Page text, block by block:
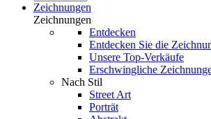
Zeichnungen
Zeichnungen
Entdecken
Entdecken Sie die
Unsere Top-Verkäufe
Erschwingliche
Nach Stil
Street Art
Porträt